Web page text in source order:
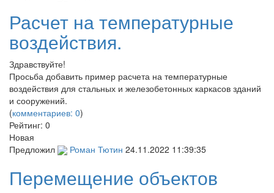
Расчет на температурные
воздействия.
Здравствуйте!
Просьба добавить пример расчета на температурные
воздействия для стальных и железобетонных каркасов зданий
и сооружений.
(комментариев: 0)
Рейтинг: 0
Новая
Предложил
Роман Тютин 24.11.2022 11:39:35
Перемещение объектов